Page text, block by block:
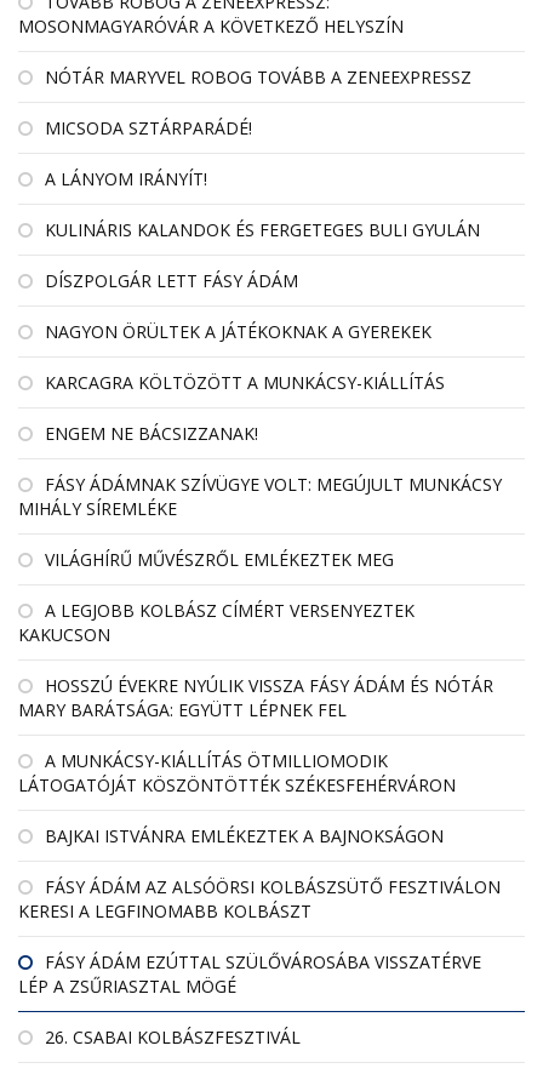
MOSONMAGYARÓVÁR A KÖVETKEZŐ HELYSZÍN
NÓTÁR MARYVEL ROBOG TOVÁBB A ZENEEXPRESSZ
MICSODA SZTÁRPARÁDÉ!
A LÁNYOM IRÁNYÍT!
KULINÁRIS KALANDOK ÉS FERGETEGES BULI GYULÁN
DÍSZPOLGÁR LETT FÁSY ÁDÁM
NAGYON ÖRÜLTEK A JÁTÉKOKNAK A GYEREKEK
KARCAGRA KÖLTÖZÖTT A MUNKÁCSY-KIÁLLÍTÁS
ENGEM NE BÁCSIZZANAK!
FÁSY ÁDÁMNAK SZÍVÜGYE VOLT: MEGÚJULT MUNKÁCSY
MIHÁLY SÍREMLÉKE
VILÁGHÍRŰ MŰVÉSZRŐL EMLÉKEZTEK MEG
A LEGJOBB KOLBÁSZ CÍMÉRT VERSENYEZTEK
KAKUCSON
HOSSZÚ ÉVEKRE NYÚLIK VISSZA FÁSY ÁDÁM ÉS NÓTÁR
MARY BARÁTSÁGA: EGYÜTT LÉPNEK FEL
A MUNKÁCSY-KIÁLLÍTÁS ÖTMILLIOMODIK
LÁTOGATÓJÁT KÖSZÖNTÖTTÉK SZÉKESFEHÉRVÁRON
BAJKAI ISTVÁNRA EMLÉKEZTEK A BAJNOKSÁGON
FÁSY ÁDÁM AZ ALSÓÖRSI KOLBÁSZSÜTŐ FESZTIVÁLON
KERESI A LEGFINOMABB KOLBÁSZT
FÁSY ÁDÁM EZÚTTAL SZÜLŐVÁROSÁBA VISSZATÉRVE
LÉP A ZSŰRIASZTAL MÖGÉ
26. CSABAI KOLBÁSZFESZTIVÁL